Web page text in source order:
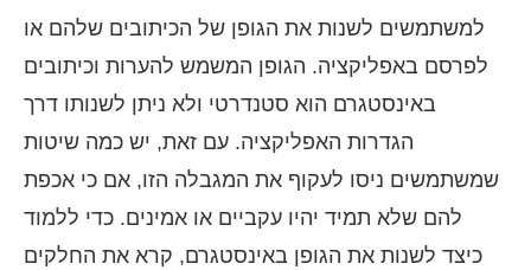
למשתמשים לשנות את הגופן של הכיתובים שלהם או
לפרסם באפליקציה. הגופן המשמש להערות וכיתובים
באינסטגרם הוא סטנדרטי ולא ניתן לשנותו דרך
הגדרות האפליקציה. עם זאת, יש כמה שיטות
שמשתמשים ניסו לעקוף את המגבלה הזו, אם כי אכפת
להם שלא תמיד יהיו עקביים או אמינים. כדי ללמוד
כיצד לשנות את הגופן באינסטגרם, קרא את החלקים